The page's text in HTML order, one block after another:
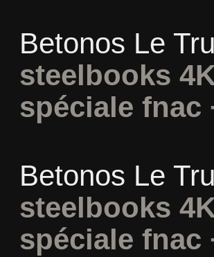
Betonos Le
steelbooks
spéciale fnac
Betonos Le
steelbooks
spéciale fnac